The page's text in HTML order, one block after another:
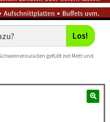
Los!
gefüllt mit Mett und